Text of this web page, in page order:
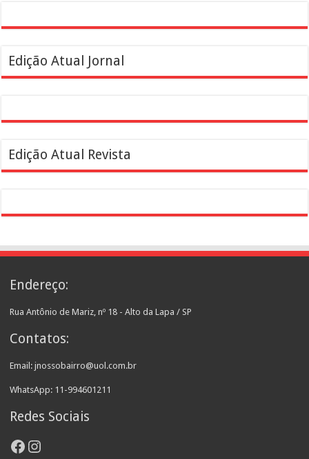
Edição Atual Jornal
Edição Atual Revista
Endereço:
Rua Antônio de Mariz, nº 18 - Alto da Lapa / SP
Contatos:
Email: jnossobairro@uol.com.br
WhatsApp: 11-994601211
Redes Sociais
Facebook
Instagram